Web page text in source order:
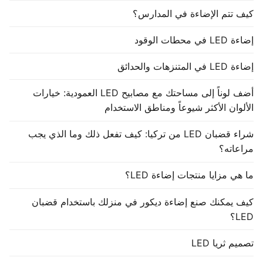
كيف تتم الإضاءة في المدارس؟
إضاءة LED في محطات الوقود
إضاءة LED في المتنزهات والحدائق
أضف لوناً إلى مساحتك مع مصابيح LED العمودية: خيارات
الألوان الأكثر شيوعاً ومناطق الاستخدام
شراء قضبان LED من تركيا: كيف تفعل ذلك وما الذي يجب
مراعاته؟
ما هي مزايا منتجات إضاءة LED؟
كيف يمكنك صنع إضاءة ديكور في منزلك باستخدام قضبان
LED؟
تصميم ثريا LED